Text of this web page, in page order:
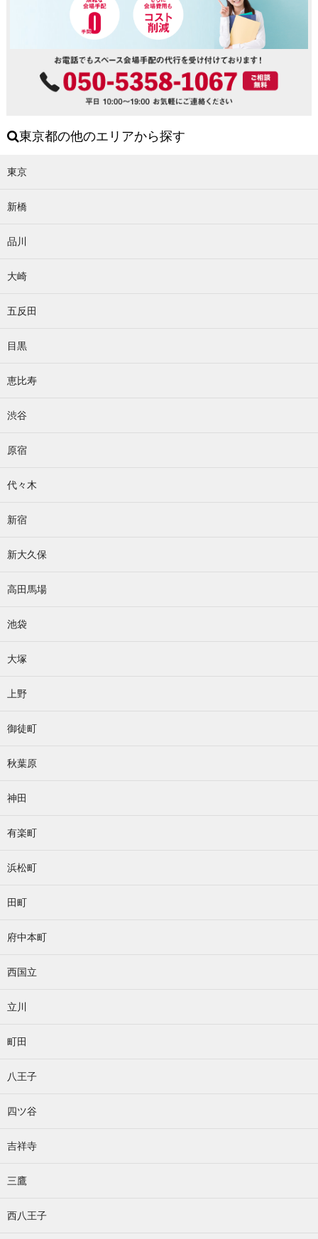
東京都の他のエリアから探す
東京
新橋
品川
大崎
五反田
目黒
恵比寿
渋谷
原宿
代々木
新宿
新大久保
高田馬場
池袋
大塚
上野
御徒町
秋葉原
神田
有楽町
浜松町
田町
府中本町
西国立
立川
町田
八王子
四ツ谷
吉祥寺
三鷹
西八王子